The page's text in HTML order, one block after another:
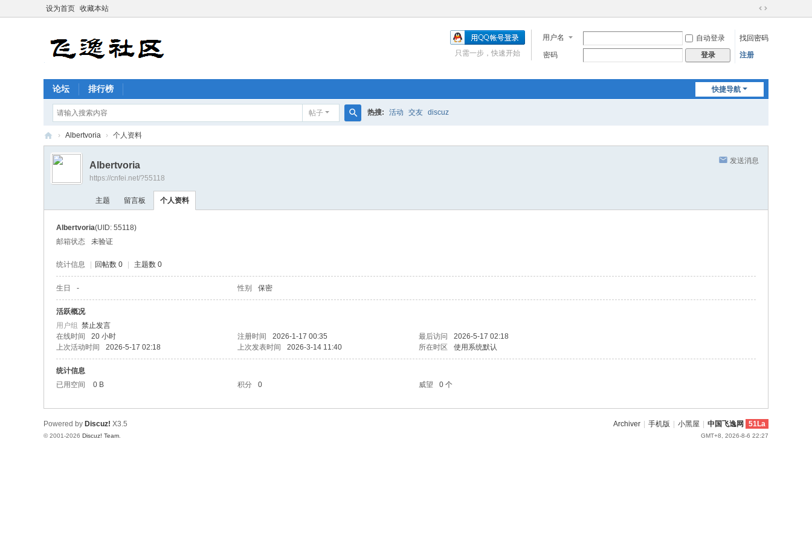
设为首页 收藏本站
切
到
用户名 自动登录
找回密码
密码
登录 注册
只需一步，快速开始
快捷导航
论坛 排行榜
帖子
索
热搜: 活动 交友 discuz
飞
社
› Albertvoria › 个人资料
发送消息
Albertvoria
https://cnfei.net/?55118
主题 留言板 个人资料
Albertvoria(UID: 55118)
邮箱状态
未验证
统计信息 回帖数 0 主题数 0
生日 - 性别 保密
活跃概况
用户组 禁止发言
在线时间
20 小时 注册时间 2026-1-17 00:35 最后访问
2026-5-17 02:18
上次活动时间
2026-5-17 02:18 上次发表时间 2026-3-14 11:40 所在时区 使用系统默认
统计信息
已用空间
0 B 积分 0 威望 0 个
Archiver 手机版 小黑屋 中国飞逸网 51La
GMT+8, 2026-8-6 22:27
Powered by Discuz! X3.5
© 2001-2026 Discuz! Team